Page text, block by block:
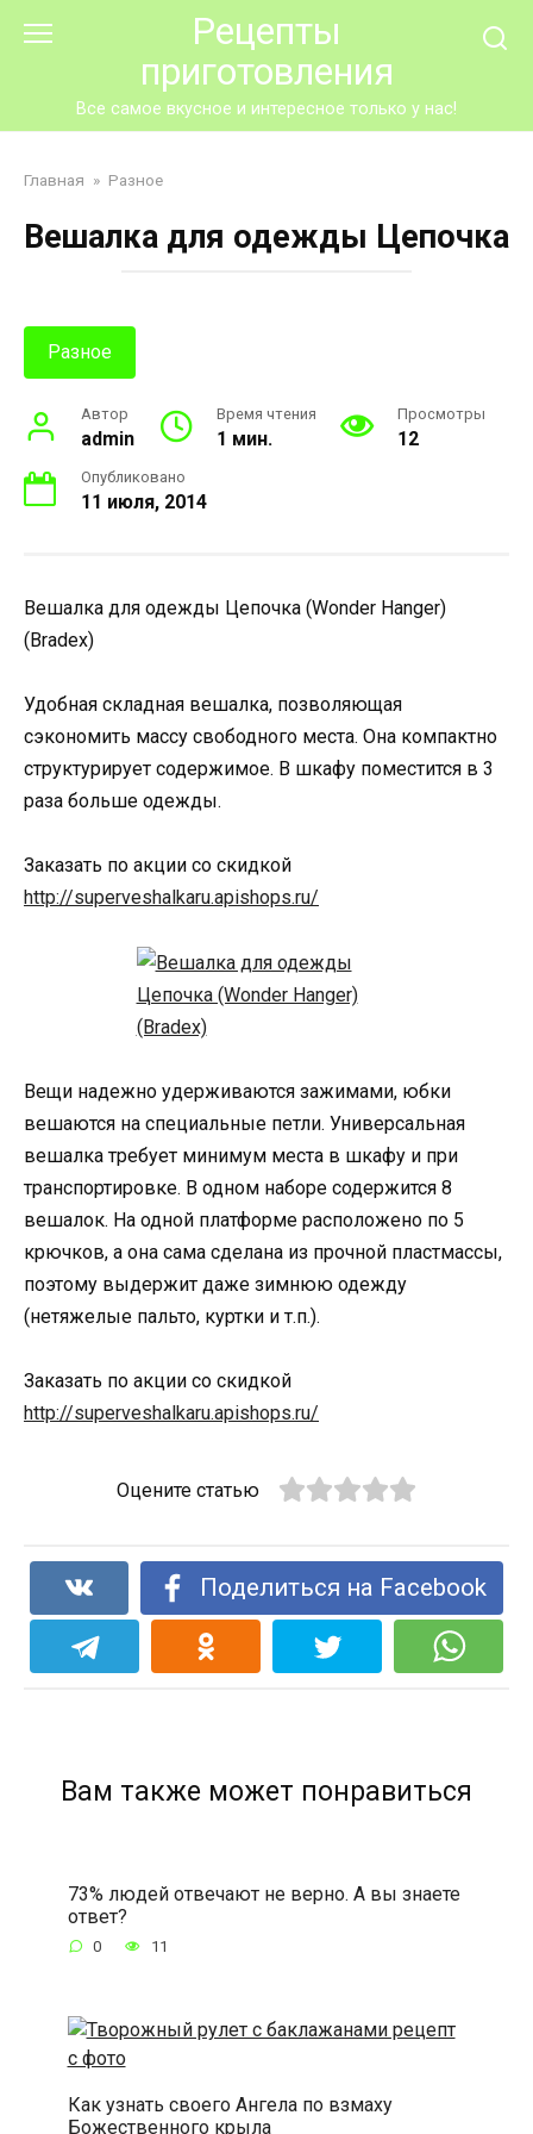
Рецепты
приготовления
Все самое вкусное и интересное только у нас!
Главная » Разное
Вешалка для одежды Цепочка
Разное
Автор
admin
Время чтения
1 мин.
Просмотры
12
Опубликовано
11 июля, 2014
Вешалка для одежды Цепочка (Wonder Hanger)
(Bradex)
Удобная складная вешалка, позволяющая
сэкономить массу свободного места. Она компактно
структурирует содержимое. В шкафу поместится в 3
раза больше одежды.
Заказать по акции со скидкой
http://superveshalkaru.apishops.ru/
Вещи надежно удерживаются зажимами, юбки
вешаются на специальные петли. Универсальная
вешалка требует минимум места в шкафу и при
транспортировке. В одном наборе содержится 8
вешалок. На одной платформе расположено по 5
крючков, а она сама сделана из прочной пластмассы,
поэтому выдержит даже зимнюю одежду
(нетяжелые пальто, куртки и т.п.).
Заказать по акции со скидкой
http://superveshalkaru.apishops.ru/
Оцените статью
Поделиться на Facebook
Вам также может понравиться
73% людей отвечают не верно. А вы знаете
ответ?
0 11
Как узнать своего Ангела по взмаху
Божественного крыла